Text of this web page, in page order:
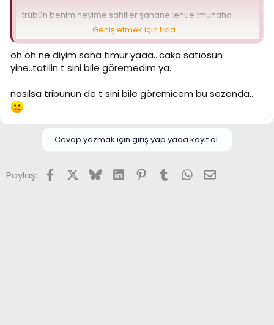
trübün benim neyime sahiller şahane :ehue :muhaha
abi şimdilik burda başka bir şey yazmiyorum.
savunmamızı ileteceğiz bilahare...
Genişletmek için tıkla ...
oh oh ne diyim sana timur yaaa...caka satıosun
yine..tatilin t sini bile göremedim ya..
nasılsa tribunun de t sini bile göremicem bu sezonda..
Cevap yazmak için giriş yap yada kayıt ol.
Paylaş: FacebookX (Twitter)
BlueskyLinkedInPinterest
TumblrWhatsApp
E-posta